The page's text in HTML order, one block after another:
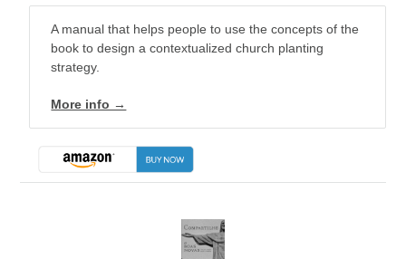
A manual that helps people to use the concepts of the
book to design a contextualized church planting
strategy.
More info →